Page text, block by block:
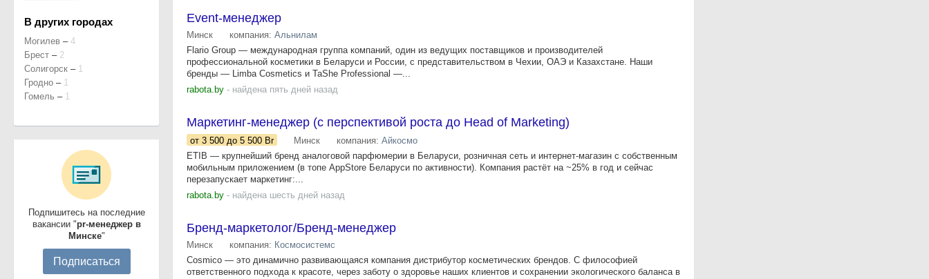
Event-менеджер
Минск компания: Альнилам
Flario Group — международная группа компаний, один из ведущих поставщиков и производителей
профессиональной косметики в Беларуси и России, с представительством в Чехии, ОАЭ и Казахстане. Наши
бренды — Limba Cosmetics и TaShe Professional —...
rabota.by - найдена пять дней назад
Маркетинг-менеджер (с перспективой роста до Head of Marketing)
от 3 500 до 5 500 Br Минск компания: Айкосмо
ETIB — крупнейший бренд аналоговой парфюмерии в Беларуси, розничная сеть и интернет-магазин с собственным
мобильным приложением (в топе AppStore Беларуси по активности). Компания растёт на ~25% в год и сейчас
перезапускает маркетинг:...
rabota.by - найдена шесть дней назад
Бренд-маркетолог/Бренд-менеджер
Минск компания: Космосистемс
Cosmico — это динамично развивающаяся компания дистрибутор косметических брендов. С философией
ответственного подхода к красоте, через заботу о здоровье наших клиентов и сохранении экологического баланса в
В других городах
Могилев – 4
Брест – 2
Солигорск – 1
Гродно – 1
Гомель – 1
Подпишитесь на последние
вакансии "pr-менеджер в
Минске"
Подписаться